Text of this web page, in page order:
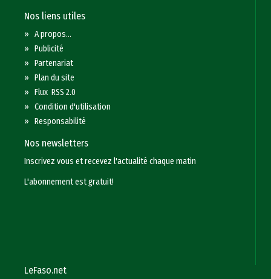
Nos liens utiles
»A propos...
»Publicité
»Partenariat
»Plan du site
»Flux RSS 2.0
»Condition d'utilisation
»Responsabilité
Nos newsletters
Inscrivez vous et recevez l'actualité chaque matin
L'abonnement est gratuit!
LeFaso.net